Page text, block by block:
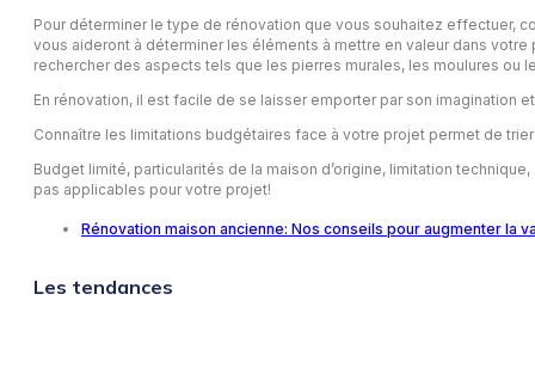
Pour déterminer le type de rénovation que vous souhaitez effectuer,
vous aideront à déterminer les éléments à mettre en valeur dans
rechercher des aspects tels que les pierres murales, les moulures ou
En rénovation, il est facile de se laisser emporter par son imagination
Connaître les limitations budgétaires face à votre projet permet de
Budget limité, particularités de la maison d’origine, limitation
pas applicables pour votre projet!
Rénovation maison ancienne: Nos conseils pour augmenter la
Les tendances